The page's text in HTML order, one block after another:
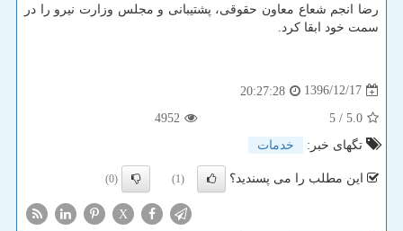
رضا انجم شعاع­­ معاون حقوقی، پشتیبانی و مجلس وزارت نیرو را در
سمت خود ابقا كرد.
1396/12/17
20:27:28
5.0
/ 5
4952
تگهای خبر:
خدمات
این مطلب را می پسندید؟ (1)
(0)
X